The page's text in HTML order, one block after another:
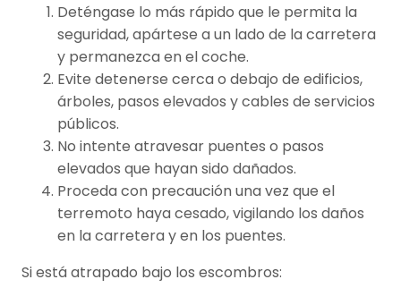
Deténgase lo más rápido que le permita la
seguridad, apártese a un lado de la carretera
y permanezca en el coche.
Evite detenerse cerca o debajo de edificios,
árboles, pasos elevados y cables de servicios
públicos.
No intente atravesar puentes o pasos
elevados que hayan sido dañados.
Proceda con precaución una vez que el
terremoto haya cesado, vigilando los daños
en la carretera y en los puentes.
Si está atrapado bajo los escombros: